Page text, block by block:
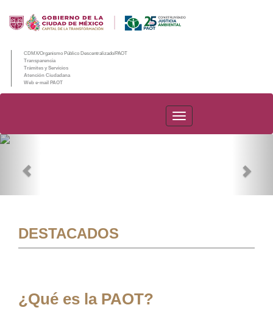
CDMX/Organismo Público Descentralizado/PAOT
Transparencia
Trámites y Servicios
Atención Ciudadana
Web e-mail PAOT
PAOT
DESTACADOS
¿Qué es la PAOT?